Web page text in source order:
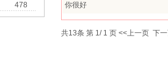
478 你很好
共13条 第 1/ 1 页 <<上一页 下